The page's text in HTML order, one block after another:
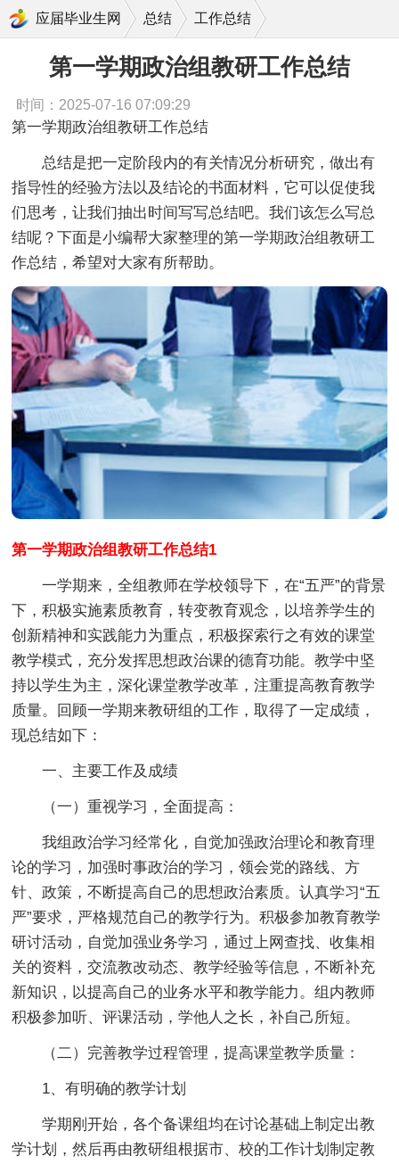
应届毕业生网 总结 工作总结
第一学期政治组教研工作总结
时间：2025-07-16 07:09:29
第一学期政治组教研工作总结
总结是把一定阶段内的有关情况分析研究，做出有
指导性的经验方法以及结论的书面材料，它可以促使我
们思考，让我们抽出时间写写总结吧。我们该怎么写总
结呢？下面是小编帮大家整理的第一学期政治组教研工
作总结，希望对大家有所帮助。
第一学期政治组教研工作总结1
一学期来，全组教师在学校领导下，在“五严”的背景
下，积极实施素质教育，转变教育观念，以培养学生的
创新精神和实践能力为重点，积极探索行之有效的课堂
教学模式，充分发挥思想政治课的德育功能。教学中坚
持以学生为主，深化课堂教学改革，注重提高教育教学
质量。回顾一学期来教研组的工作，取得了一定成绩，
现总结如下：
一、主要工作及成绩
（一）重视学习，全面提高：
我组政治学习经常化，自觉加强政治理论和教育理
论的学习，加强时事政治的学习，领会党的路线、方
针、政策，不断提高自己的思想政治素质。认真学习“五
严”要求，严格规范自己的教学行为。积极参加教育教学
研讨活动，自觉加强业务学习，通过上网查找、收集相
关的资料，交流教改动态、教学经验等信息，不断补充
新知识，以提高自己的业务水平和教学能力。组内教师
积极参加听、评课活动，学他人之长，补自己所短。
（二）完善教学过程管理，提高课堂教学质量：
1、有明确的教学计划
学期刚开始，各个备课组均在讨论基础上制定出教
学计划，然后再由教研组根据市、校的工作计划制定教